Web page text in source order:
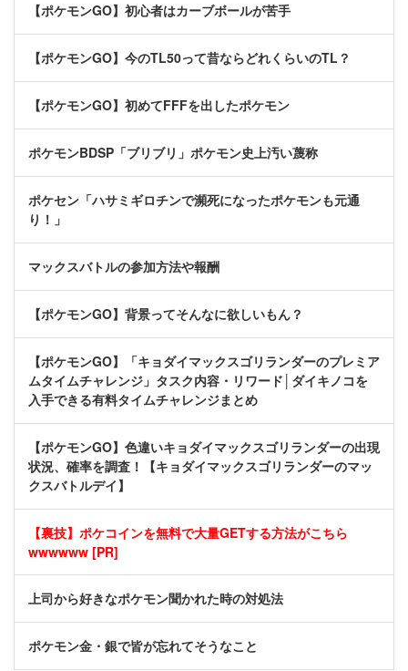
【ポケモンGO】初心者はカーブボールが苦手
【ポケモンGO】今のTL50って昔ならどれくらいのTL？
【ポケモンGO】初めてFFFを出したポケモン
ポケモンBDSP「ブリブリ」ポケモン史上汚い蔑称
ポケセン「ハサミギロチンで瀕死になったポケモンも元通
り！」
マックスバトルの参加方法や報酬
【ポケモンGO】背景ってそんなに欲しいもん？
【ポケモンGO】「キョダイマックスゴリランダーのプレミア
ムタイムチャレンジ」タスク内容・リワード│ダイキノコを
入手できる有料タイムチャレンジまとめ
【ポケモンGO】色違いキョダイマックスゴリランダーの出現
状況、確率を調査！【キョダイマックスゴリランダーのマッ
クスバトルデイ】
【裏技】ポケコインを無料で大量GETする方法がこちら
wwwwww [PR]
上司から好きなポケモン聞かれた時の対処法
ポケモン金・銀で皆が忘れてそうなこと